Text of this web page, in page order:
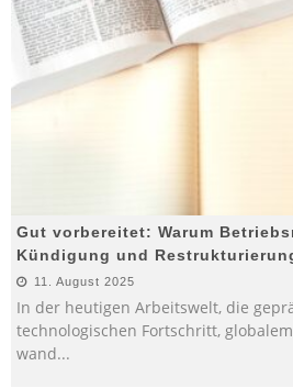
Gut vorbereitet: Warum
Kündigung und
11. August 2025
In der heutigen Arbeitswelt, die
technologischen Fortschritt,
wand...